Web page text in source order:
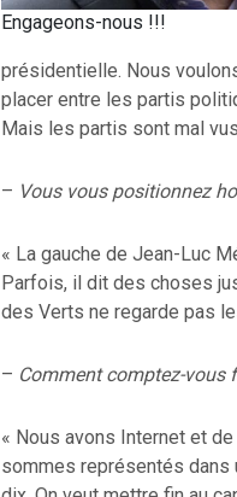
Engageons-nous !!!
présidentielle. Nous
placer entre les partis
Mais les partis sont mal
– Vous vous positionnez
« La gauche de Jean-Luc
Parfois, il dit des choses
des Verts ne regarde pas
– Comment comptez-vous
« Nous avons Internet et
sommes représentés dans